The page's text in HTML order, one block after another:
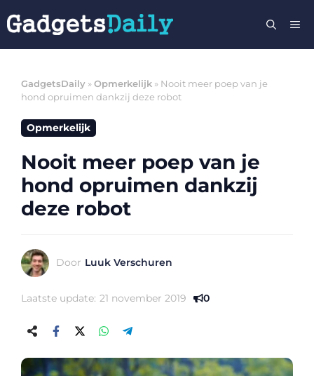
naar
de
GadgetsDaily »Opmerkelijk » Nooit meer poep van je
hond opruimen dankzij deze robot
Opmerkelijk
Nooit meer poep van je
hond opruimen dankzij
deze robot
Door Luuk Verschuren
Laatste update: 21 november 2019 0